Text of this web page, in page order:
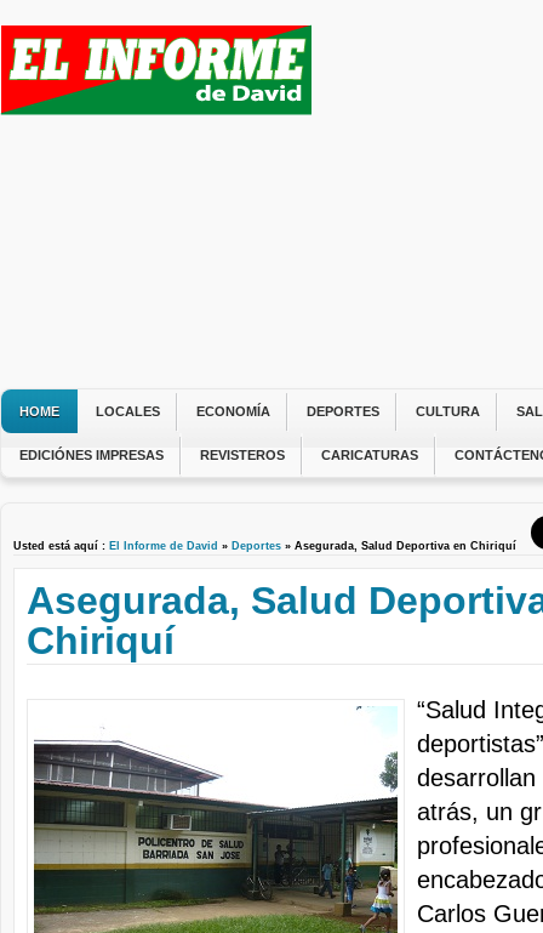
HOME LOCALES ECONOMÍA DEPORTES CULTURA
EDICIÓNES IMPRESAS REVISTEROS CARICATURAS
Usted está aquí : El Informe de David » Deportes » Asegurada, Salud Deportiva en Chiriquí
Asegurada, Salud
Chiriquí
“Salud
atrás, un
Carlos